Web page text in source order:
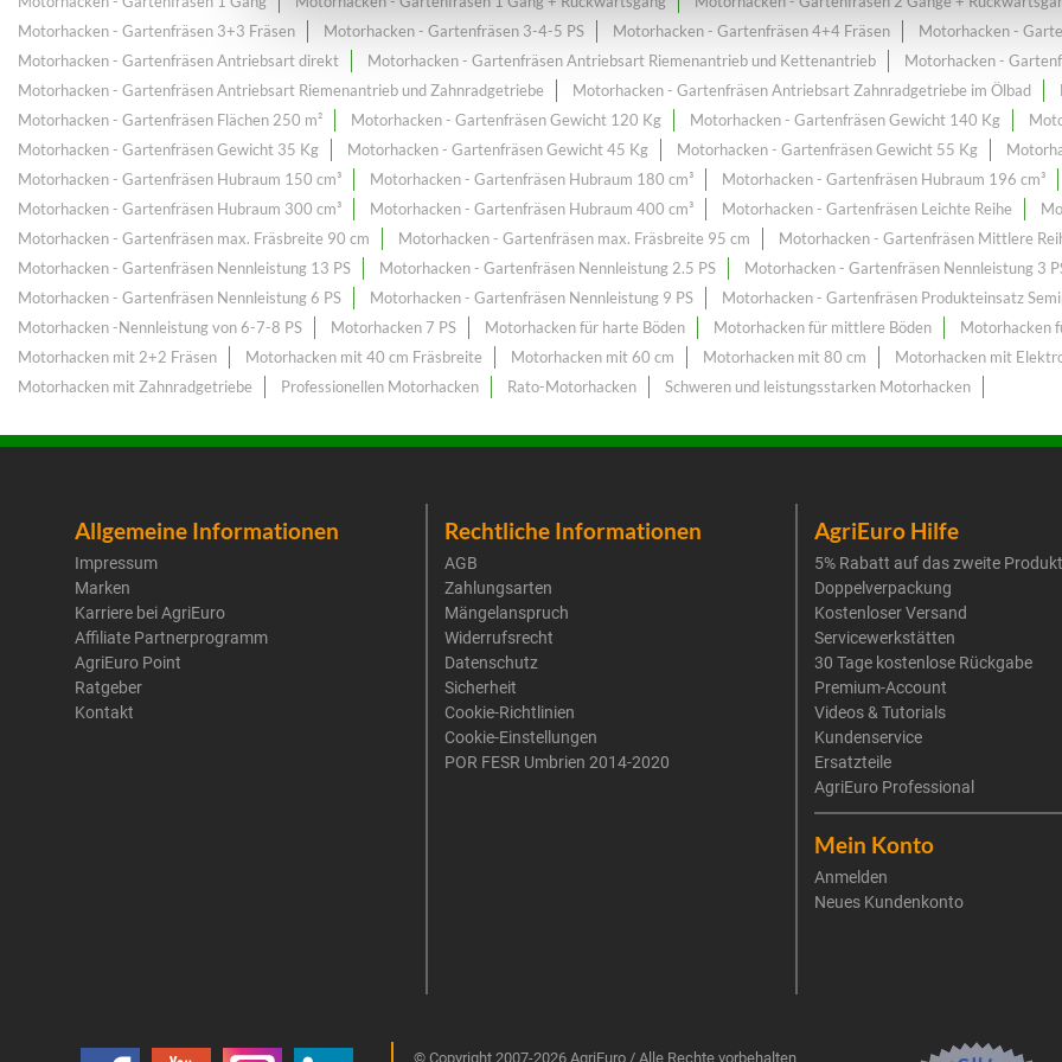
Motorhacken - Gartenfräsen 3+3 Fräsen
Motorhacken - Gartenfräsen 3-4-5 PS Motorhacken - Gartenfräsen 4+4 Fräsen
Motorhacken -
Motorhacken - Gartenfräsen Antriebsart direkt
Motorhacken - Gartenfräsen Antriebsart Riemenantrieb und Kettenantrieb
Motorhacken -
Motorhacken - Gartenfräsen Antriebsart Riemenantrieb und Zahnradgetriebe
Motorhacken - Gartenfräsen Antriebsart Zahnradgetriebe im Ölbad
Motorhacken - Gartenfräsen Flächen 250 m²
Motorhacken - Gartenfräsen Gewicht 120 Kg Motorhacken - Gartenfräsen Gewicht 140 Kg
Motorhacken - Gartenfräsen Gewicht 35 Kg
Motorhacken - Gartenfräsen Gewicht 45 Kg Motorhacken - Gartenfräsen Gewicht 55 Kg
Motorhacken - Gartenfräsen Hubraum 150 cm³
Motorhacken - Gartenfräsen Hubraum 180 cm³ Motorhacken - Gartenfräsen Hubraum 196 cm³
Motorhacken - Gartenfräsen Hubraum 300 cm³
Motorhacken - Gartenfräsen Hubraum 400 cm³ Motorhacken - Gartenfräsen Leichte Reihe
Motorhacken - Gartenfräsen max. Fräsbreite 90 cm
Motorhacken - Gartenfräsen max. Fräsbreite 95 cm Motorhacken - Gartenfräsen Mittlere
Motorhacken - Gartenfräsen Nennleistung 13 PS
Motorhacken - Gartenfräsen Nennleistung 2.5 PS Motorhacken - Gartenfräsen Nennleistung 3
Motorhacken - Gartenfräsen Nennleistung 6 PS
Motorhacken - Gartenfräsen Nennleistung 9 PS Motorhacken - Gartenfräsen Produkteinsatz
Motorhacken -Nennleistung von 6-7-8 PS
Motorhacken 7 PS Motorhacken für harte Böden Motorhacken für mittlere Böden Motorhacken
Motorhacken mit 2+2 Fräsen
Motorhacken mit 40 cm Fräsbreite Motorhacken mit 60 cm Motorhacken mit 80 cm Motorhacken mit
Motorhacken mit Zahnradgetriebe
Professionellen Motorhacken Rato-Motorhacken Schweren und leistungsstarken Motorhacken
Allgemeine Informationen
Impressum
Marken
Karriere bei AgriEuro
Affiliate Partnerprogramm
AgriEuro Point
Ratgeber
Kontakt
Rechtliche Informationen
AGB
Zahlungsarten
Mängelanspruch
Widerrufsrecht
Datenschutz
Sicherheit
Cookie-Richtlinien
Cookie-Einstellungen
POR FESR Umbrien 2014-2020
AgriEuro Hilfe
5% Rabatt auf das zweite Produkt
Doppelverpackung
Kostenloser Versand
Servicewerkstätten
30 Tage kostenlose Rückgabe
Premium-Account
Videos & Tutorials
Kundenservice
Ersatzteile
AgriEuro Professional
Mein Konto
Anmelden
Neues Kundenkonto
© Copyright 2007-2026 AgriEuro / Alle Rechte vorbehalten